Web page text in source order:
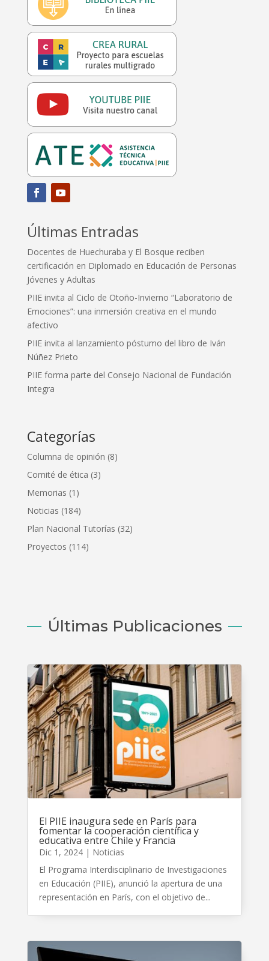
Últimas Entradas
Docentes de Huechuraba y El Bosque reciben
certificación en Diplomado en Educación de Personas
Jóvenes y Adultas
PIIE invita al Ciclo de Otoño-Invierno “Laboratorio de
Emociones”: una inmersión creativa en el mundo
afectivo
PIIE invita al lanzamiento póstumo del libro de Iván
Núñez Prieto
PIIE forma parte del Consejo Nacional de Fundación
Integra
Categorías
Columna de opinión (8)
Comité de ética (3)
Memorias (1)
Noticias (184)
Plan Nacional Tutorías (32)
Proyectos (114)
Últimas Publicaciones
El PIIE inaugura sede en París para
fomentar la cooperación científica y
educativa entre Chile y Francia
Dic 1, 2024| Noticias
El Programa Interdisciplinario de Investigaciones
en Educación (PIIE), anunció la apertura de una
representación en París, con el objetivo de...